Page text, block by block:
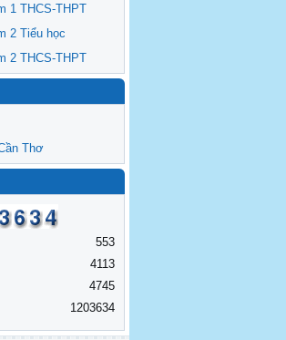
các lớp BDNVSP TH
K6
lớp BD NVSP cấp
2025
lớp BD NVSP dạy
các lớp
K5, THPT K5
1 THCS-THPT
2 Tiểu học
2 THCS-THPT
Thơ
553
4113
4745
1203634